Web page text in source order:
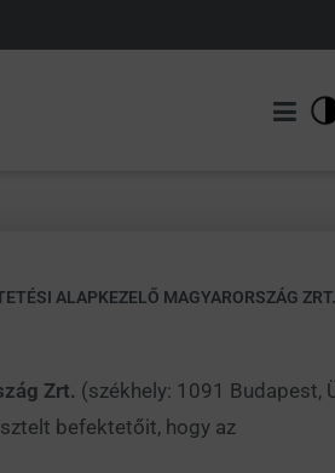
ALAPKEZELŐ MAGYARORSZÁG
Zrt. (székhely: 1091 Budapest,
befektetőit, hogy az